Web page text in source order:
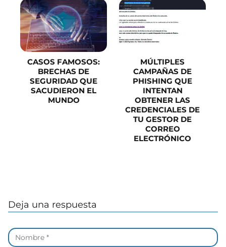
CASOS FAMOSOS:
BRECHAS DE
SEGURIDAD QUE
SACUDIERON EL
MUNDO
MÚLTIPLES
CAMPAÑAS DE
PHISHING QUE
INTENTAN
OBTENER LAS
CREDENCIALES DE
TU GESTOR DE
CORREO
ELECTRÓNICO
Deja una respuesta